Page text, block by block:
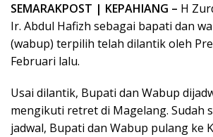
SEMARAKPOST | KEPAHIANG – H
Ir. Abdul Hafizh sebagai bapati dan
(wabup) terpilih telah dilantik oleh
Februari lalu.
Usai dilantik, Bupati dan Wabup
mengikuti retret di Magelang. Sudah
jadwal, Bupati dan Wabup pulang ke